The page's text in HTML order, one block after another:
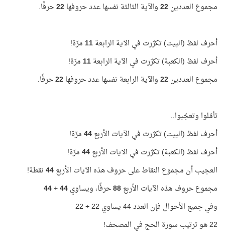
مجموع العددين22والآية الثالثة نفسها عدد حروفها22حرفًا.
أحرف لفظ (البيت) تكرّرت في الآية الرابعة11مرّة!
أحرف لفظ (الكعبة) تكرّرت في الآية الرابعة11مرّة!
مجموع العددين22والآية الرابعة نفسها عدد حروفها22حرفًا.
تأمّلوا وتعجّبوا..
أحرف لفظ (البيت) تكرّرت في الآيات الأربع44مرّة!
أحرف لفظ (الكعبة) تكرّرت في الآيات الأربع44مرّة!
العجيب أن مجموع النقاط على حروف هذه الآيات الأربع44نقطة!
مجموع حروف هذه الآيات الأربع88حرفًا، ويساوي44
+
44
وفي جميع الأحوال فإن العدد 44 يساوي 22 + 22
22 هو ترتيب سورة الحج في المصحف!